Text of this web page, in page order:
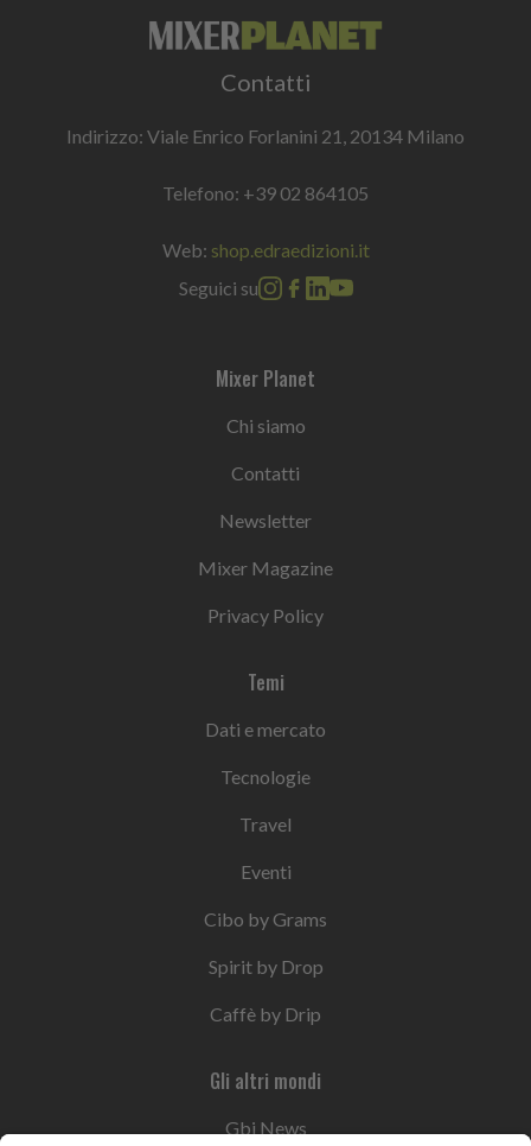
Contatti
Indirizzo: Viale Enrico Forlanini 21, 20134 Milano
Telefono: +39 02 864105
Web: shop.edraedizioni.it
Seguici su
Mixer Planet
Chi siamo
Contatti
Newsletter
Mixer Magazine
Privacy Policy
Temi
Dati e mercato
Tecnologie
Travel
Eventi
Cibo by Grams
Spirit by Drop
Caffè by Drip
Gli altri mondi
Gbi News